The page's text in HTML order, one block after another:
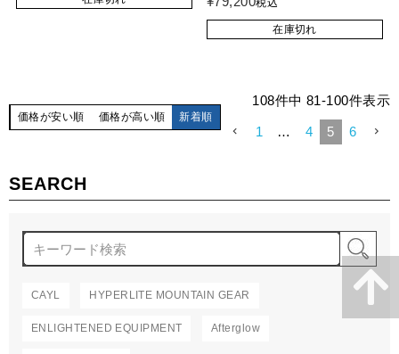
SEARCH
CAYL HYPERLITE MOUNTAIN GEAR
ENLIGHTENED EQUIPMENT Afterglow
税込
在庫切れ
価格が安い順 価格が高い順 新着順
108件中 81-100件表示
1 … 4 5 6